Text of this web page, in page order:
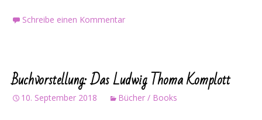
Schreibe einen Kommentar
Buchvorstellung: Das Ludwig Thoma Komplott
10. September 2018 Bücher / Books